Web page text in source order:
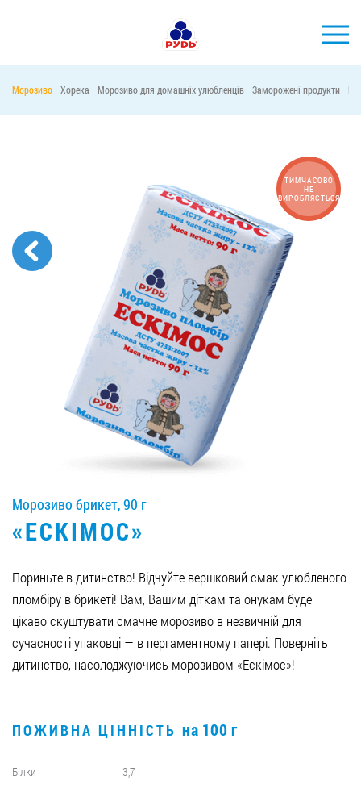
СПОЖИВАЧАМ
АКЦІЇ
ПРЕС-ЦЕНТР
ХОРЕКА
Тендерні закупівлі
Контакти
Вакансії
ЗАМОВИТИ ПРОДУКЦІЮ «РУДЬ»:
СТАТИ ПАРТНЕРОМ
0412 42 29 23
Морозиво Хорека Морозиво для домашніх улюбленців Заморожені продукти
ТИМЧАСОВО
НЕ
ВИРОБЛЯЄТЬСЯ
Морозиво брикет, 90 г
«ЕСКІМОС»
Пориньте в дитинство! Відчуйте вершковий смак улюбленого
пломбіру в брикеті! Вам, Вашим діткам та онукам буде
цікаво скуштувати смачне морозиво в незвичній для
сучасності упаковці — в пергаментному папері. Поверніть
дитинство, насолоджуючись морозивом «Ескімос»!
ПОЖИВНА ЦІННІСТЬ на 100 г
Білки
3,7 г